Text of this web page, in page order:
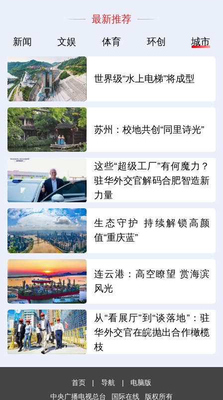
最新推荐
新闻 文娱 体育 环创 城市
世界级“水上电梯”将成型
苏州：校地共创“同里诗光”
这些“超级工厂”有何魔力？
驻华外交官解码合肥智造新
力量
生态守护 持续解锁高颜
值“重庆蓝”
连云港：高空瞭望 赏海滨
风光
从“看展厅”到“谈落地”：驻
华外交官在皖抛出合作橄榄
枝
首页 | 导航 |
电脑版
中央广播电视总台
国际在线 版权所有